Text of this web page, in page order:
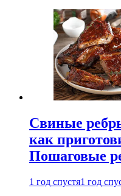
Свиные
как
Пошаговые
1 год спустя1 год